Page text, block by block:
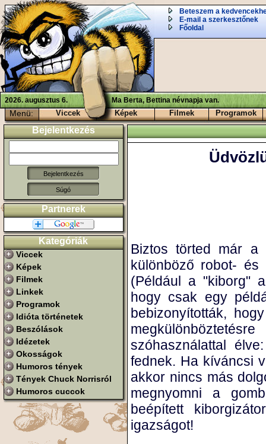
Beteszem a
E-mail a szerkesztőnek
Főoldal
2026. augusztus 6. Ma Berta, Bettina névnapja van.
Menü: Viccek Képek Filmek Programok
Bejelentkezés
Súgó
Partnerek
Kategóriák
Viccek
Képek
Filmek
Linkek
Programok
Idióta történetek
Beszólások
Idézetek
Okosságok
Humoros tények
Tények Chuck Norrisról
Humoros cuccok
Biztos törted már a
különböző robot- és
(Például a "kiborg"
hogy csak egy
bebizonyították,
szóhasználattal
fednek. Ha kíváncsi
akkor nincs más
megnyomni a
beépített
igazságot!